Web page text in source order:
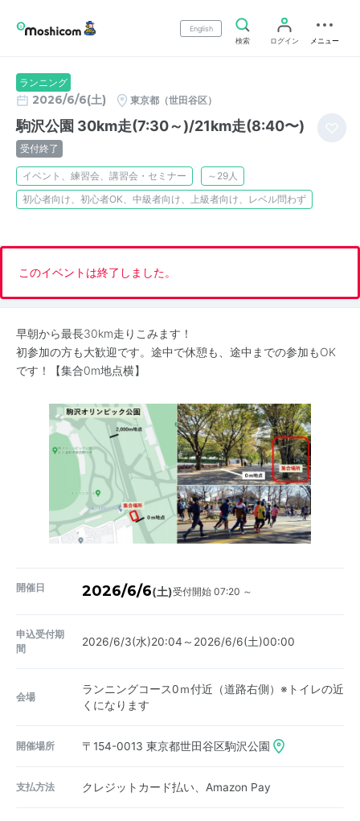
English
検索
ログイン メニュー
ランニング
2026/6/6(土) 東京都（世田谷区）
駒沢公園 30km走(7:30～)/21km走(8:40〜)
受付終了
イベント、練習会、講習会・セミナー
～29人
初心者向け、初心者OK、中級者向け、上級者向け、レベル問わず
このイベントは終了しました。
早朝から最長30km走りこみます！
初参加の方も大歓迎です。途中で休憩も、途中までの参加もOK
です！【集合0m地点横】
開催日 2026/6/6(土)受付開始 07:20 ～
申込受付期
間
2026/6/3(水)20:04～2026/6/6(土)00:00
会場
ランニングコース0ｍ付近（道路右側）※トイレの近
くになります
開催場所 〒154-0013 東京都世田谷区駒沢公園
支払方法 クレジットカード払い、Amazon Pay